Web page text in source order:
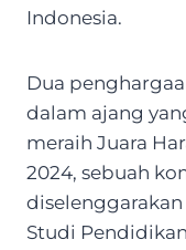
Indonesia.
Dua
dalam ajang
meraih Juara
2024, sebuah
Studi